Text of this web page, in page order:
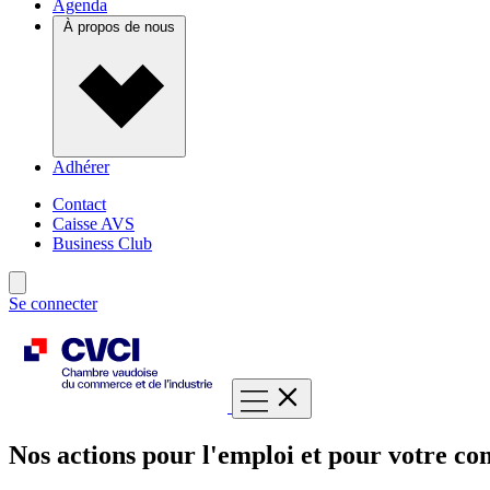
Agenda
À propos de nous
Adhérer
Contact
Caisse AVS
Business Club
Se connecter
Nos actions pour l'emploi et pour votre